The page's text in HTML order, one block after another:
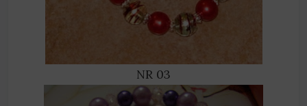
NR 03